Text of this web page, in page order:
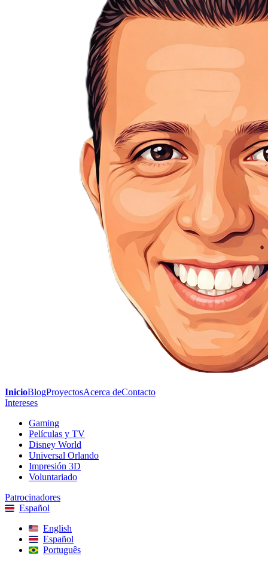
InicioBlogProyectosAcerca deContacto
Intereses
Gaming
Películas y TV
Disney World
Universal Orlando
Impresión 3D
Voluntariado
Patrocinadores
Español
English
Español
Português